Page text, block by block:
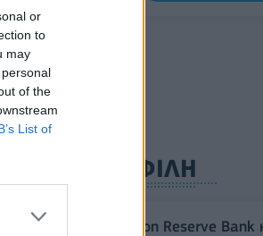
or
to
may
of the
List of
ΔΗΜΟΦΙΛΗ
Οι Hamilton Reserve Bank